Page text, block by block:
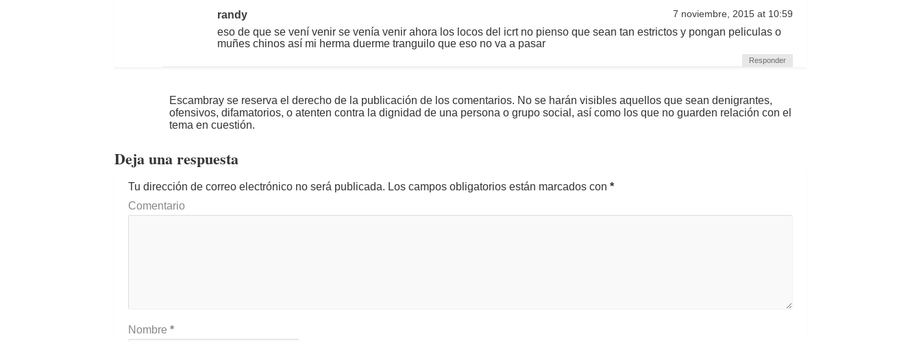
randy 7 noviembre, 2015 at 10:59
eso de que se vení venir se venía venir ahora los locos del icrt no pienso que sean tan estrictos y pongan peliculas o
muñes chinos así mi herma duerme tranguilo que eso no va a pasar
Responder
Escambray se reserva el derecho de la publicación de los comentarios. No se harán visibles aquellos que sean denigrantes,
ofensivos, difamatorios, o atenten contra la dignidad de una persona o grupo social, así como los que no guarden relación con el
tema en cuestión.
Deja una respuesta
Tu dirección de correo electrónico no será publicada. Los campos obligatorios están marcados con *
Comentario
Nombre *